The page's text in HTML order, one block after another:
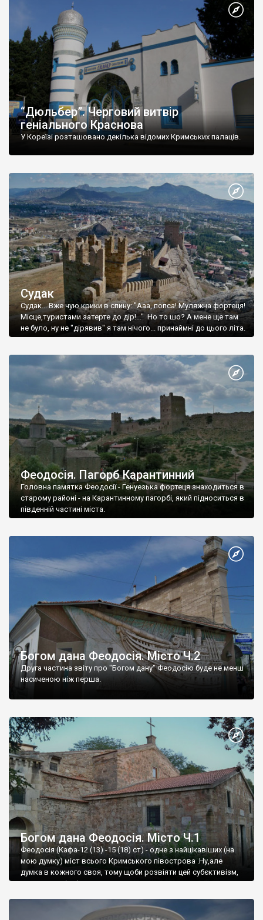
“Дюльбер”. Черговий витвір
геніального Краснова
У Кореїзі розташовано декілька відомих Кримських палаців.
Судак
Судак... Вже чую крики в спину: "Ааа, попса! Муляжна фортеця!
Місце,туристами затерте до дір!..." Но то шо? А мене ще там
не було, ну не "дірявив" я там нічого... принаймні до цього літа.
Феодосія. Пагорб Карантинний
Головна памятка Феодосії - Генуезька фортеця знаходиться в
старому районі - на Карантинному пагорбі, який підноситься в
південній частині міста.
Богом дана Феодосія. Місто Ч.2
Друга частина звіту про "Богом дану" Феодосію буде не менш
насиченою ніж перша.
Богом дана Феодосія. Місто Ч.1
Феодосія (Кафа-12 (13) -15 (18) ст) - одне з найцікавіших (на
мою думку) міст всього Кримського півострова .Ну,але
думка в кожного своя, тому щоби розвіяти цей субєктивізм,
запрошую відвідати це